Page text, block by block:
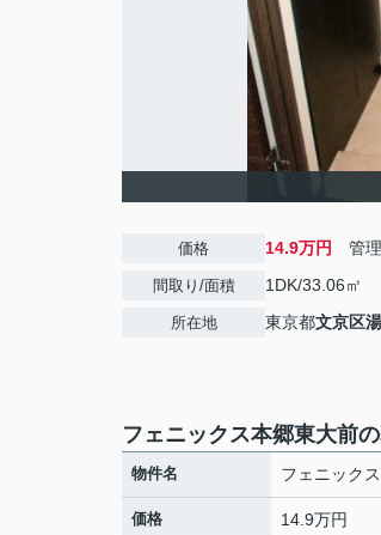
価格 14.9万円 管
間取り/面積 1DK/33.06㎡
所在地 東京都文京区
フェニックス本郷東大前
物件名 フェニック
価格 14.9万円